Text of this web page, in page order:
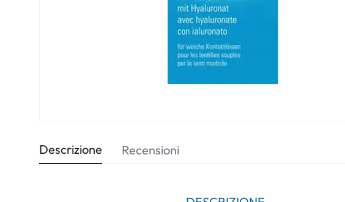
Descrizione Recensioni